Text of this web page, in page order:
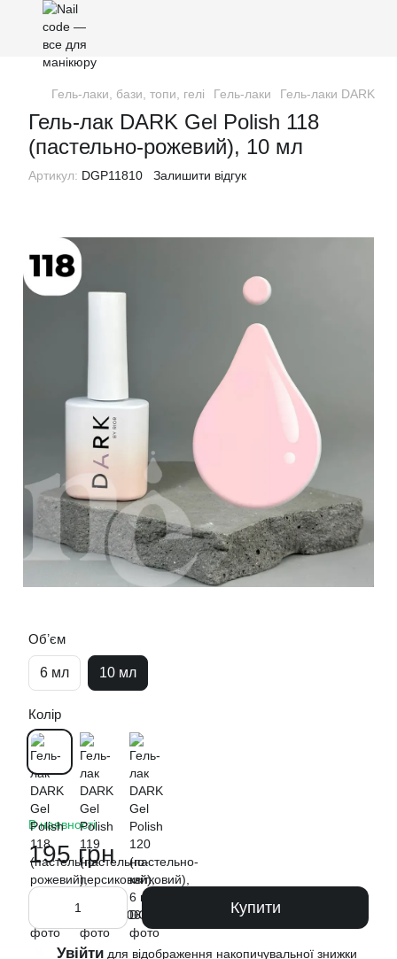
Гель-лаки, бази, топи, гелі Гель-лаки Гель-лаки DARK
Гель-лак DARK Gel Polish 118
(пастельно-рожевий), 10 мл
Артикул: DGP11810 Залишити відгук
Обʼєм
6 мл 10 мл
Колір
В наявності
195 грн
Купити
Увійти для відображення накопичувальної знижки